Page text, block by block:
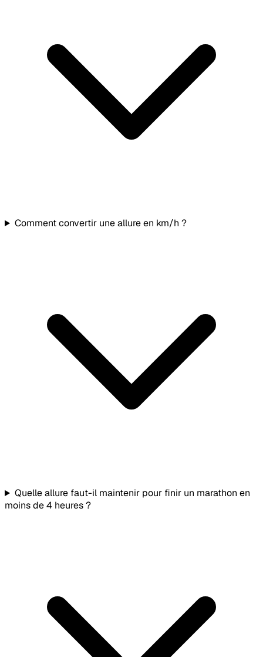
Comment convertir une allure en km/h ?
Quelle allure faut-il maintenir pour finir un marathon en
moins de 4 heures ?